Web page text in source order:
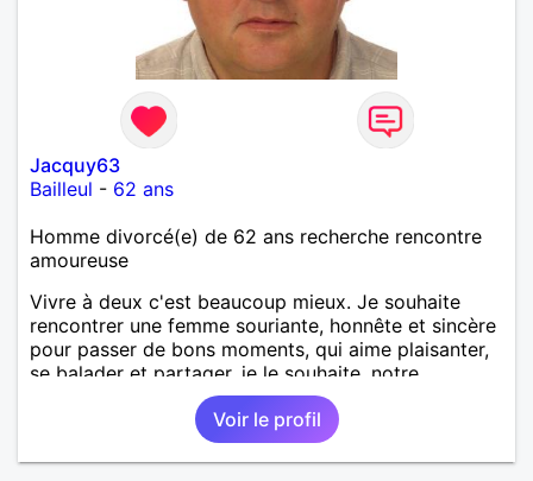
Jacquy63
Bailleul - 62 ans
Homme divorcé(e) de 62 ans recherche rencontre
amoureuse
Vivre à deux c'est beaucoup mieux. Je souhaite
rencontrer une femme souriante, honnête et sincère
pour passer de bons moments, qui aime plaisanter,
se balader et partager, je le souhaite, notre
complicité. J'aime beaucoup les chantiers de
randonnée pour se défouler, se relaxer, se détendre
et finalement prendre du bon temps. C'est difficile
de tout dire en quelques lignes. En revanche, vous
Voir le profil